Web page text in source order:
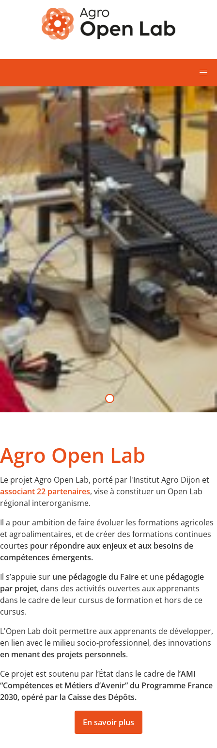
Aller au contenu principal
Agro Open Lab
Le projet Agro Open Lab, porté par l'Institut Agro Dijon et
associant 22 partenaires, vise à constituer un Open Lab
régional interorganisme.
Il a pour ambition de faire évoluer les formations agricoles
et agroalimentaires, et de créer des formations continues
courtes pour répondre aux enjeux et aux besoins de
compétences émergents.
Il s’appuie sur une pédagogie du Faire et une pédagogie
par projet, dans des activités ouvertes aux apprenants
dans le cadre de leur cursus de formation et hors de ce
cursus.
L'Open Lab doit permettre aux apprenants de développer,
en lien avec le milieu socio-professionnel, des innovations
en menant des projets personnels.
Ce projet est soutenu par l’État dans le cadre de l’AMI
“Compétences et Métiers d’Avenir” du Programme France
2030, opéré par la Caisse des Dépôts.
En savoir plus